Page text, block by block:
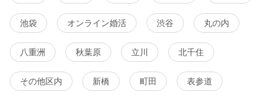
池袋 オンライン婚活 渋谷 丸の内
八重洲 秋葉原 立川 北千住
その他区内 新橋 町田 表参道